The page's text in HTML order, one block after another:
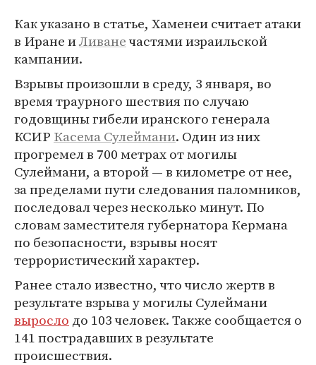
Как указано в статье, Хаменеи считает атаки
в Иране иЛиванечастями израильской
кампании.
Взрывы произошли в среду, 3 января, во
время траурного шествия по случаю
годовщины гибели иранского генерала
КСИР Касема Сулеймани. Один из них
прогремел в 700 метрах от могилы
Сулеймани, а второй — в километре от нее,
за пределами пути следования паломников,
последовал через несколько минут. По
словам заместителя губернатора Кермана
по безопасности, взрывы носят
террористический характер.
Ранее стало известно, что число жертв в
результате взрыва у могилы Сулеймани
выросло до 103 человек. Также сообщается о
141 пострадавших в результате
происшествия.